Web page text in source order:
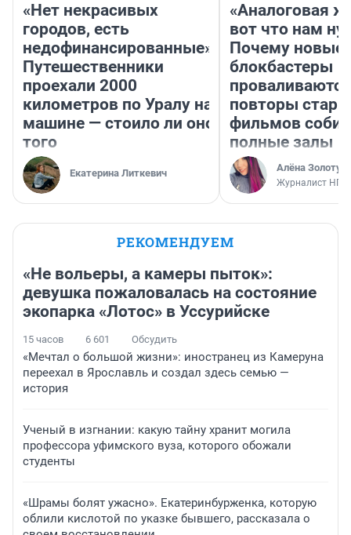
«Нет некрасивых
городов, есть
недофинансированные».
Путешественники
проехали 2000
километров по Уралу на
машине — стоило ли оно
того
Екатерина Литкевич
«Аналоговая
вот что нам
Почему новые
блокбастеры
повторы
фильмов
полные залы
Алёна
Журналист НГС
РЕКОМЕНДУЕМ
«Не вольеры, а камеры пыток»:
девушка пожаловалась на состояние
экопарка «Лотос» в Уссурийске
15 часов 6 601 Обсудить
«Мечтал о большой жизни»: иностранец из Камеруна
переехал в Ярославль и создал здесь семью —
история
Ученый в изгнании: какую тайну хранит могила
профессора уфимского вуза, которого обожали
студенты
«Шрамы болят ужасно». Екатеринбурженка, которую
облили кислотой по указке бывшего, рассказала о